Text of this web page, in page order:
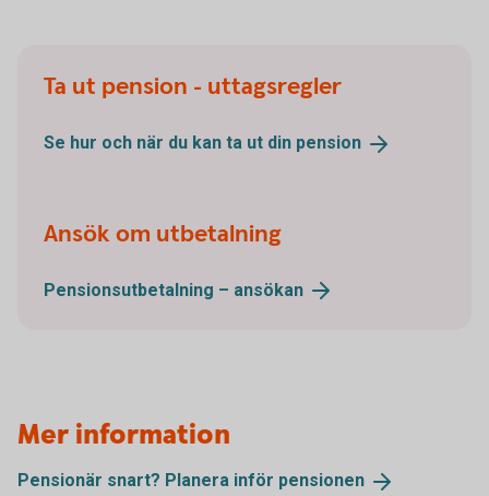
Ta ut pension - uttagsregler
Se hur och när du kan ta ut din pension
Ansök om utbetalning
Pensionsutbetalning – ansökan
Mer information
Pensionär snart? Planera inför pensionen